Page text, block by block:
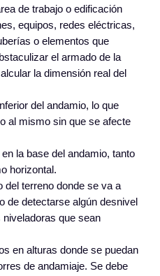
de trabajo o edificación
equipos, redes eléctricas,
o elementos que
el armado de la
la dimensión real del
del andamio, lo que
al mismo sin que se afecte
la base del andamio, tanto
horizontal.
del terreno donde se va a
de detectarse algún desnivel
que sean
en alturas donde se puedan
de andamiaje. Se debe